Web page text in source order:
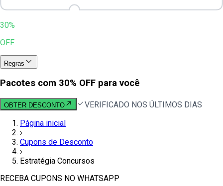
30%
OFF
Regras
Pacotes com 30% OFF para você
OBTER DESCONTO
VERIFICADO NOS ÚLTIMOS DIAS
Página inicial
›
Cupons de Desconto
›
Estratégia Concursos
RECEBA CUPONS NO WHATSAPP